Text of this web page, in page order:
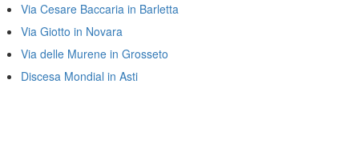
Via Cesare Baccaria in Barletta
Via Giotto in Novara
Via delle Murene in Grosseto
Discesa Mondial in Asti